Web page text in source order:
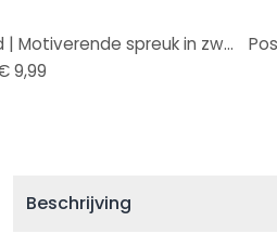
Spreukenposter Own your odd | Motiverende spreuk in zwart-wit
9,99
Beschrijving